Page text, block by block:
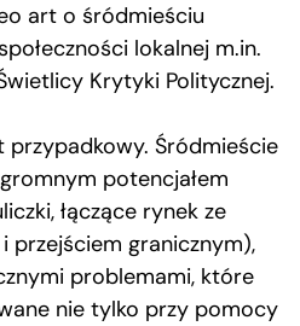
art o śródmieściu
lokalnej m.in.
Krytyki Politycznej.
Śródmieście
potencjałem
łączące rynek ze
przejściem granicznym),
problemami, które
nie tylko przy pomocy